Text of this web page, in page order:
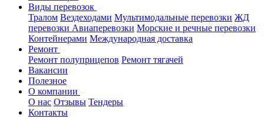
Виды перевозок
Тралом Вездеходами Мультимодальные перевозки ЖД
перевозки Авиаперевозки Морские и речные перевозки
Контейнерами Международная доставка
Ремонт
Ремонт полуприцепов Ремонт тягачей
Вакансии
Полезное
О компании
О нас Отзывы Тендеры
Контакты